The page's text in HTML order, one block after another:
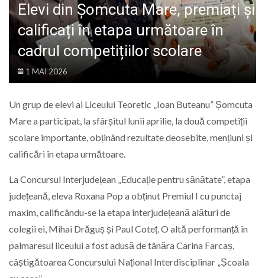
Elevi din Șomcuta Mare, premiați și
calificați în etapa următoare în
cadrul competițiilor scolare
1 MAI 2026
Un grup de elevi ai Liceului Teoretic „Ioan Buteanu” Șomcuta
Mare a participat, la sfârșitul lunii aprilie, la două competiții
școlare importante, obținând rezultate deosebite, mențiuni și
calificări în etapa următoare.
La Concursul Interjudețean „Educație pentru sănătate”, etapa
județeană, eleva Roxana Pop a obținut Premiul I cu punctaj
maxim, calificându-se la etapa interjudețeană alături de
colegii ei, Mihai Drăguș și Paul Coteț. O altă performanță în
palmaresul liceului a fost adusă de tânăra Carina Farcaș,
câștigătoarea Concursului Național Interdisciplinar „Școala